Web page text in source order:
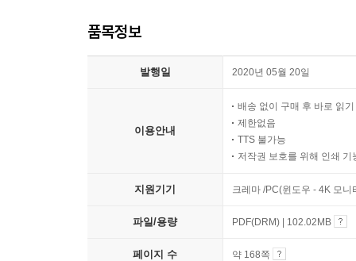
품목정보
발행일 2020년 05월 20일
이용안내
배송 없이 구매 후 바로 읽기
제한없음
TTS 불가능
저작권 보호를 위해 인쇄 기
지원기기 크레마 /PC(윈도우 - 4K 모
파일/용량 PDF(DRM) | 102.02MB
페이지 수 약 168쪽